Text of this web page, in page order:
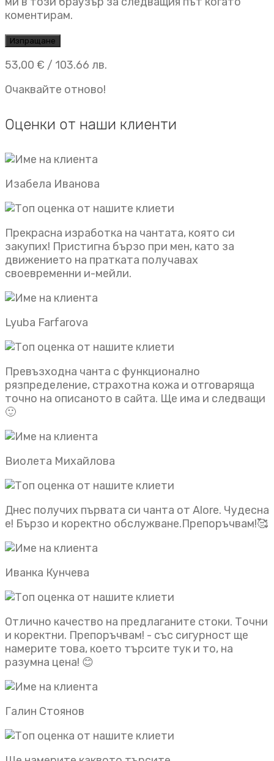
коментирам.
53,00 € / 103.66 лв.
Очаквайте отново!
Оценки от наши клиенти
Изабела Иванова
Прекрасна изработка на чантата, която си
закупих! Пристигна бързо при мен, като за
движението на пратката получавах
своевременни и-мейли.
Lyuba Farfarova
Превъзходна чанта с функционално
рязпределение, страхотна кожа и отговаряща
точно на описаното в сайта. Ще има и следващи
🙂
Виолета Михайлова
Днес получих първата си чанта от Alore. Чудесна
е! Бързо и коректно обслужване.Препоръчвам!🥰
Иванка Кунчева
Отлично качество на предлаганите стоки. Точни
и коректни. Препоръчвам! - със сигурност ще
намерите това, което търсите тук и то, на
разумна цена! 😊
Галин Стоянов